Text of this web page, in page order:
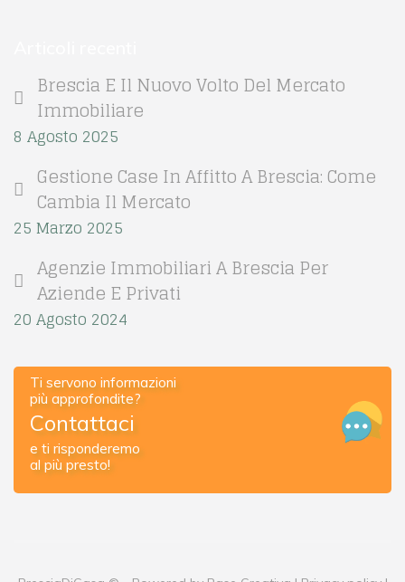
Brescia E Il Nuovo Volto Del Mercato
Immobiliare
8 Agosto 2025
Gestione Case In Affitto A Brescia: Come
Cambia Il Mercato
25 Marzo 2025
Agenzie Immobiliari A Brescia Per
Aziende E Privati
20 Agosto 2024
Ti servono informazioni
più approfondite?
Contattaci
e ti risponderemo
al più presto!